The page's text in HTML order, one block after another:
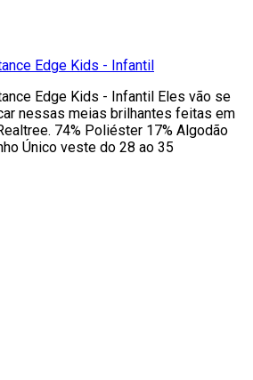
Edge Kids - Infantil
Edge Kids - Infantil Eles vão se
nessas meias brilhantes feitas em
74% Poliéster 17% Algodão
Único veste do 28 ao 35